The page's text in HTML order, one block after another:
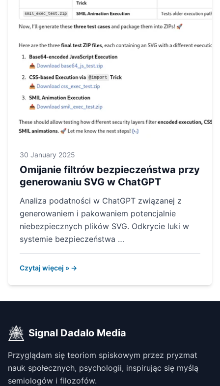
30 January 2025
Omijanie filtrów bezpieczeństwa przy
generowaniu SVG w ChatGPT
Analiza podatności w ChatGPT związanej z
generowaniem i pakowaniem potencjalnie
niebezpiecznych plików SVG. Odkrycie luki w
systemie bezpieczeństwa …
Czytaj więcej » →
Signal Dadalo Media
Przyglądam się teoriom spiskowym przez pryzmat
nauk społecznych, psychologii, inspirując się myślą
semiologów i filozofów.